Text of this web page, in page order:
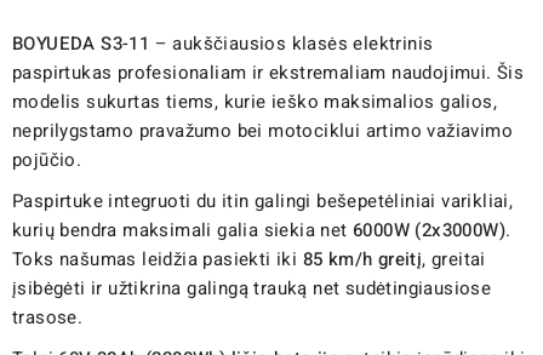
BOYUEDA S3-11 – aukščiausios klasės elektrinis
paspirtukas profesionaliam ir ekstremaliam naudojimui. Šis
modelis sukurtas tiems, kurie ieško maksimalios galios,
neprilygstamo pravažumo bei motociklui artimo važiavimo
pojūčio.
Paspirtuke integruoti du itin galingi bešepetėliniai varikliai,
kurių bendra maksimali galia siekia net 6000W (2x3000W).
Toks našumas leidžia pasiekti iki 85 km/h greitį, greitai
įsibėgėti ir užtikrina galingą trauką net sudėtingiausiose
trasose.